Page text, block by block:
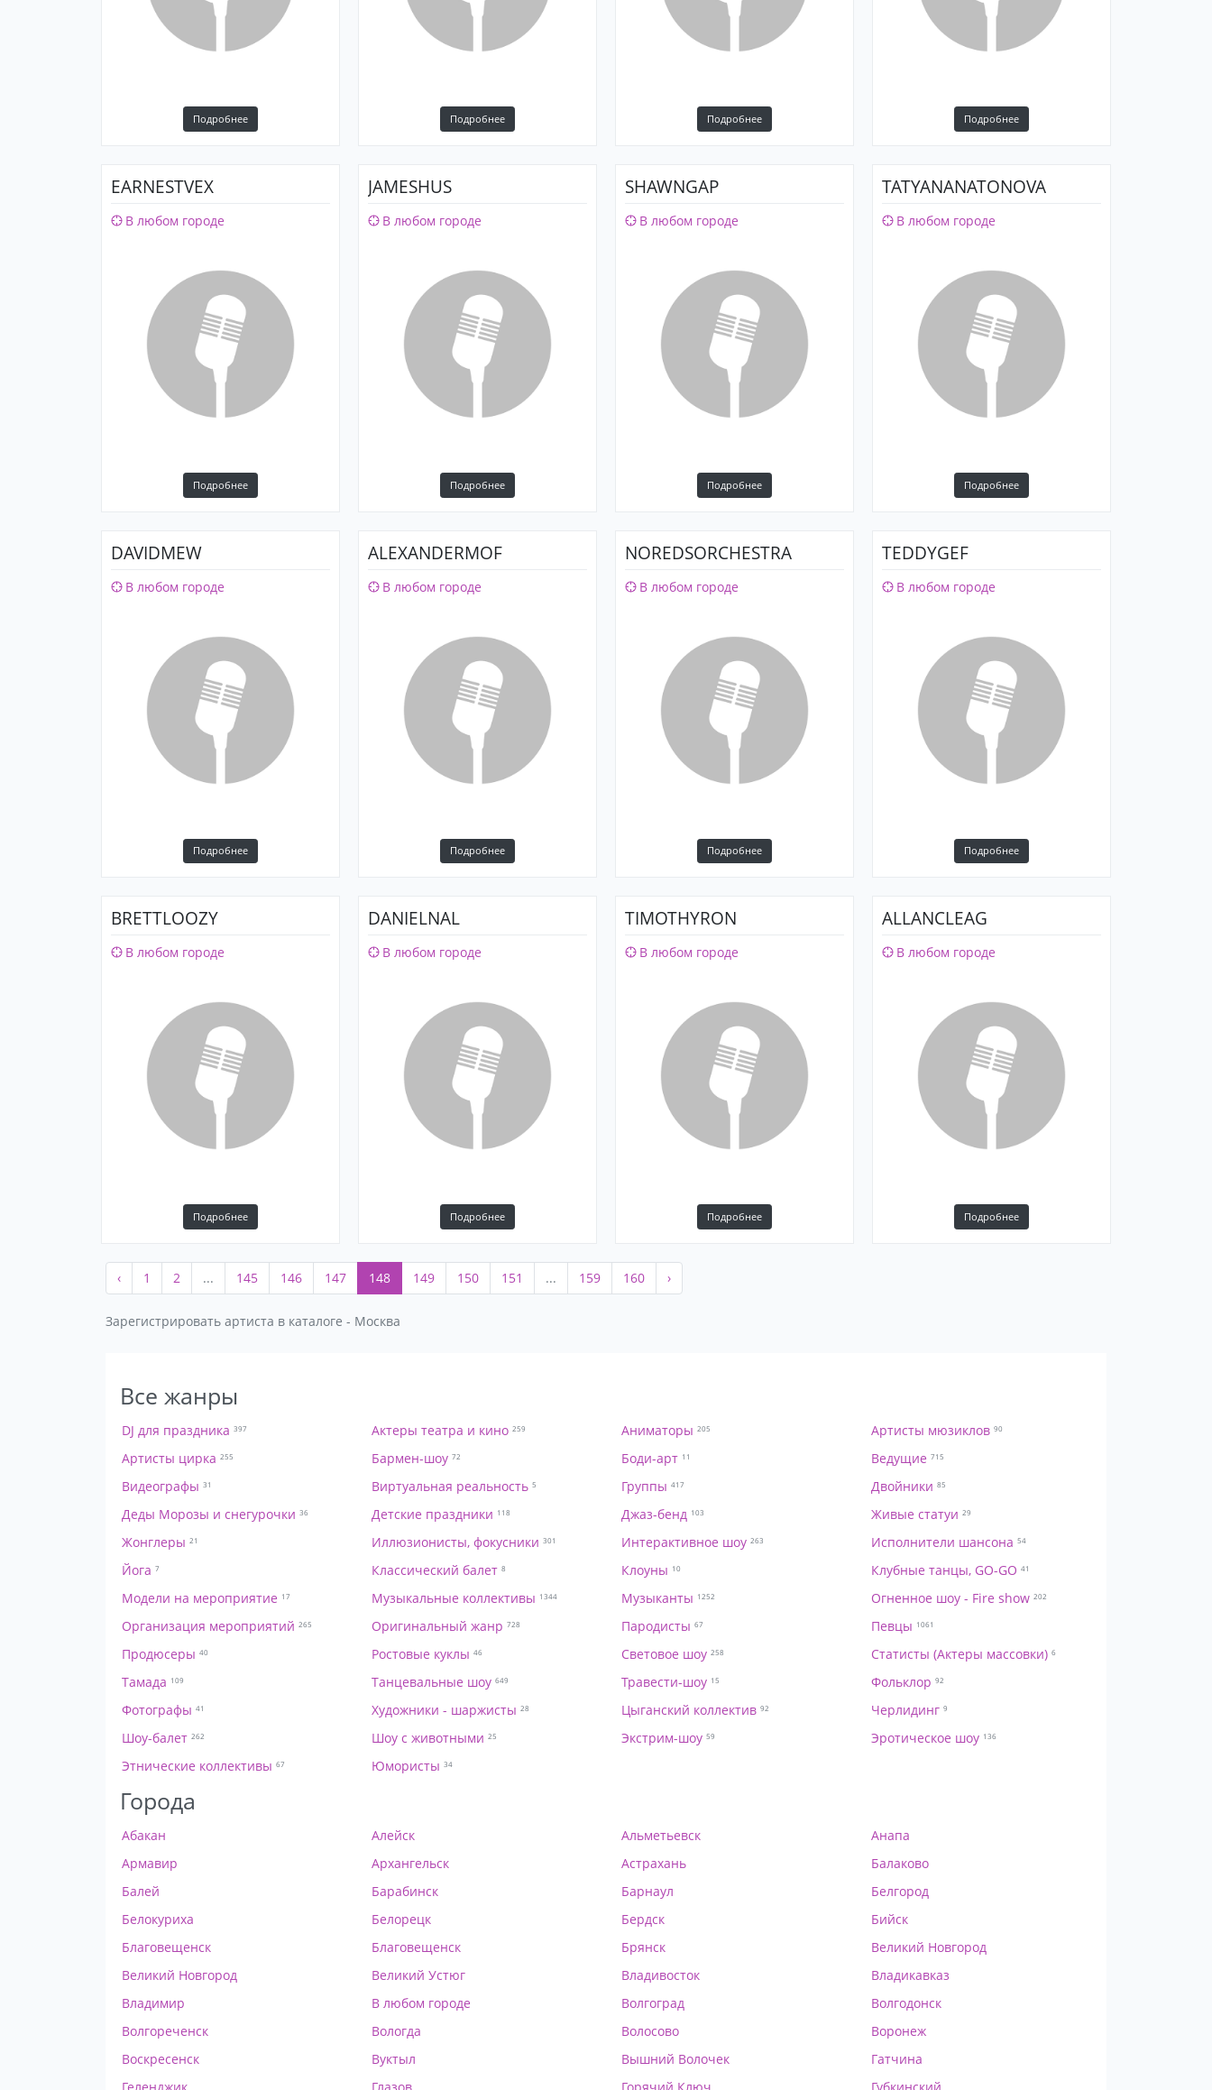
Подробнее
EARNESTVEX
В любом городе
Подробнее
DAVIDMEW
В любом городе
Подробнее
BRETTLOOZY
В любом городе
Подробнее
Подробнее
JAMESHUS
В любом городе
Подробнее
ALEXANDERMOF
В любом городе
Подробнее
DANIELNAL
В любом городе
Подробнее
Подробнее
SHAWNGAP
В любом городе
Подробнее
NOREDSORCHESTRA
В любом городе
Подробнее
TIMOTHYRON
В любом городе
Подробнее
Подробнее
TATYANANATONOVA
В любом городе
Подробнее
TEDDYGEF
В любом городе
Подробнее
ALLANCLEAG
В любом городе
Подробнее
‹ 1 2 ... 145 146 147 148 149 150 151 ... 159 160 ›
Зарегистрировать артиста в каталоге - Москва
Все жанры
DJ для праздника 397 Актеры театра и кино 259 Аниматоры 205 Артисты мюзиклов 90
Артисты цирка 255 Бармен-шоу 72 Боди-арт 11 Ведущие 715
Видеографы 31 Виртуальная реальность 5 Группы 417 Двойники 85
Деды Морозы и снегурочки 36 Детские праздники 118 Джаз-бенд 103 Живые статуи 29
Жонглеры 21 Иллюзионисты, фокусники 301 Интерактивное шоу 263 Исполнители шансона 54
Йога 7 Классический балет 8 Клоуны 10 Клубные танцы, GO-GO 41
Модели на мероприятие 17 Музыкальные коллективы 1344 Музыканты 1252 Огненное шоу - Fire show 202
Организация мероприятий 265 Оригинальный жанр 728 Пародисты 67 Певцы 1061
Продюсеры 40 Ростовые куклы 46 Световое шоу 258 Статисты (Актеры массовки) 6
Тамада 109 Танцевальные шоу 649 Травести-шоу 15 Фольклор 92
Фотографы 41 Художники - шаржисты 28 Цыганский коллектив 92 Черлидинг 9
Шоу-балет 262 Шоу с животными 25 Экстрим-шоу 59 Эротическое шоу 136
Этнические коллективы 67 Юмористы 34
Города
Абакан Алейск Альметьевск
Анапа
Армавир
Архангельск Астрахань
Балаково
Балей
Барабинск Барнаул
Белгород
Белокуриха
Белорецк Бердск
Бийск
Благовещенск
Благовещенск Брянск
Великий Новгород
Великий Новгород
Великий Устюг Владивосток
Владикавказ
Владимир
В любом городе Волгоград
Волгодонск
Волгореченск
Вологда Волосово
Воронеж
Воскресенск
Вуктыл Вышний Волочек
Гатчина